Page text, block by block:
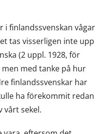
finlandssvenskan vågar
tas visserligen inte upp
(2 uppl. 1928, för
med tanke på hur
finlandssvenskar har
ha förekommit redan
vårt sekel.